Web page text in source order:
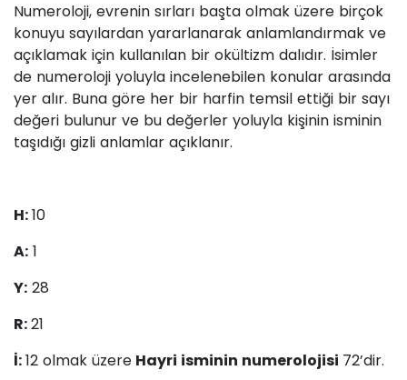
Numeroloji, evrenin sırları başta olmak üzere birçok
konuyu sayılardan yararlanarak anlamlandırmak ve
açıklamak için kullanılan bir okültizm dalıdır. İsimler
de numeroloji yoluyla incelenebilen konular arasında
yer alır. Buna göre her bir harfin temsil ettiği bir sayı
değeri bulunur ve bu değerler yoluyla kişinin isminin
taşıdığı gizli anlamlar açıklanır.
H:10
A: 1
Y: 28
R:21
İ:12 olmak üzere Hayri isminin numerolojisi 72’dir.